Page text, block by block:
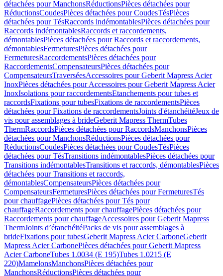
détachées pour ManchonsRéductionsPièces détachées pour
RéductionsCoudesPièces détachées pour CoudesTésPièces
détachées pour TésRaccords indémontablesPièces détachées pour
Raccords indémontablesRaccords et raccordements,
démontablesPièces détachées pour Raccords et raccordements,
démontablesFermeturesPièces détachées pour
FermeturesRaccordementsPièces détachées pour
RaccordementsCompensateursPièces détachées pour
CompensateursTraverséesAccessoires pour Geberit Mapress Acier
InoxPièces détachées pour Accessoires pour Geberit Mapress Acier
InoxIsolations pour raccordementsEtanchements pour tubes et
raccordsFixations pour tubesFixations de raccordementsPièces
détachées pour Fixations de raccordementsJoints d'étanchéitéJeux de
vis pour assemblages à brideGeberit Mapress ThermTubes
ThermRaccordsPièces détachées pour RaccordsManchonsPièces
détachées pour ManchonsRéductionsPièces détachées pour
RéductionsCoudesPièces détachées pour CoudesTésPièces
détachées pour TésTransitions indémontablesPièces détachées pour
Transitions indémontablesTransitions et raccords, démontablesPièces
détachées pour Transitions et raccords,
démontablesCompensateursPièces détachées pour
CompensateursFermeturesPièces détachées pour FermeturesTés
pour chauffagePièces détachées pour Tés pour
chauffageRaccordements pour chauffagePièces détachées pour
Raccordements pour chauffageAccessoires pour Geberit Mapress
ThermJoints d’étanchéitéPacks de vis pour assemblages à
brideFixations pour tubesGeberit Mapress Acier CarboneGeberit
Mapress Acier CarbonePièces détachées pour Geberit Mapress
Acier CarboneTubes 1.0034 (E 195)Tubes 1.0215 (E
220)MamelonsManchonsPièces détachées pour
ManchonsRéductionsPièces détachées pour